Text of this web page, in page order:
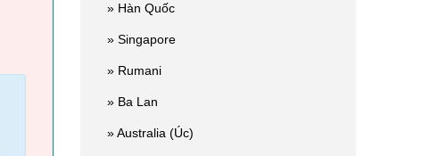
» Hàn Quốc
» Singapore
» Rumani
» Ba Lan
» Australia (Úc)